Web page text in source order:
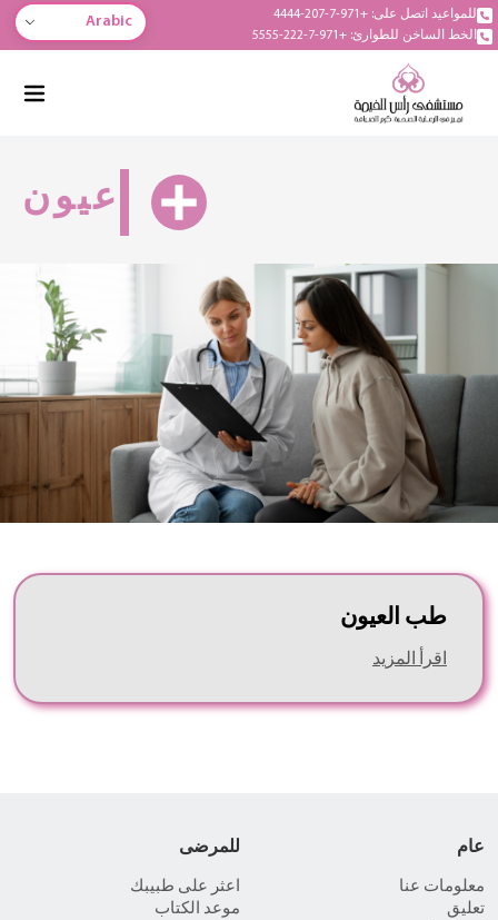
للمواعيد اتصل على: +971-7-207-4444
الخط الساخن للطوارئ: +971-7-222-5555
Arabic
عيون
طب العيون
اقرأ المزيد
عام
معلومات عنا
تعليق
للمرضى
اعثر على طبيبك
موعد الكتاب